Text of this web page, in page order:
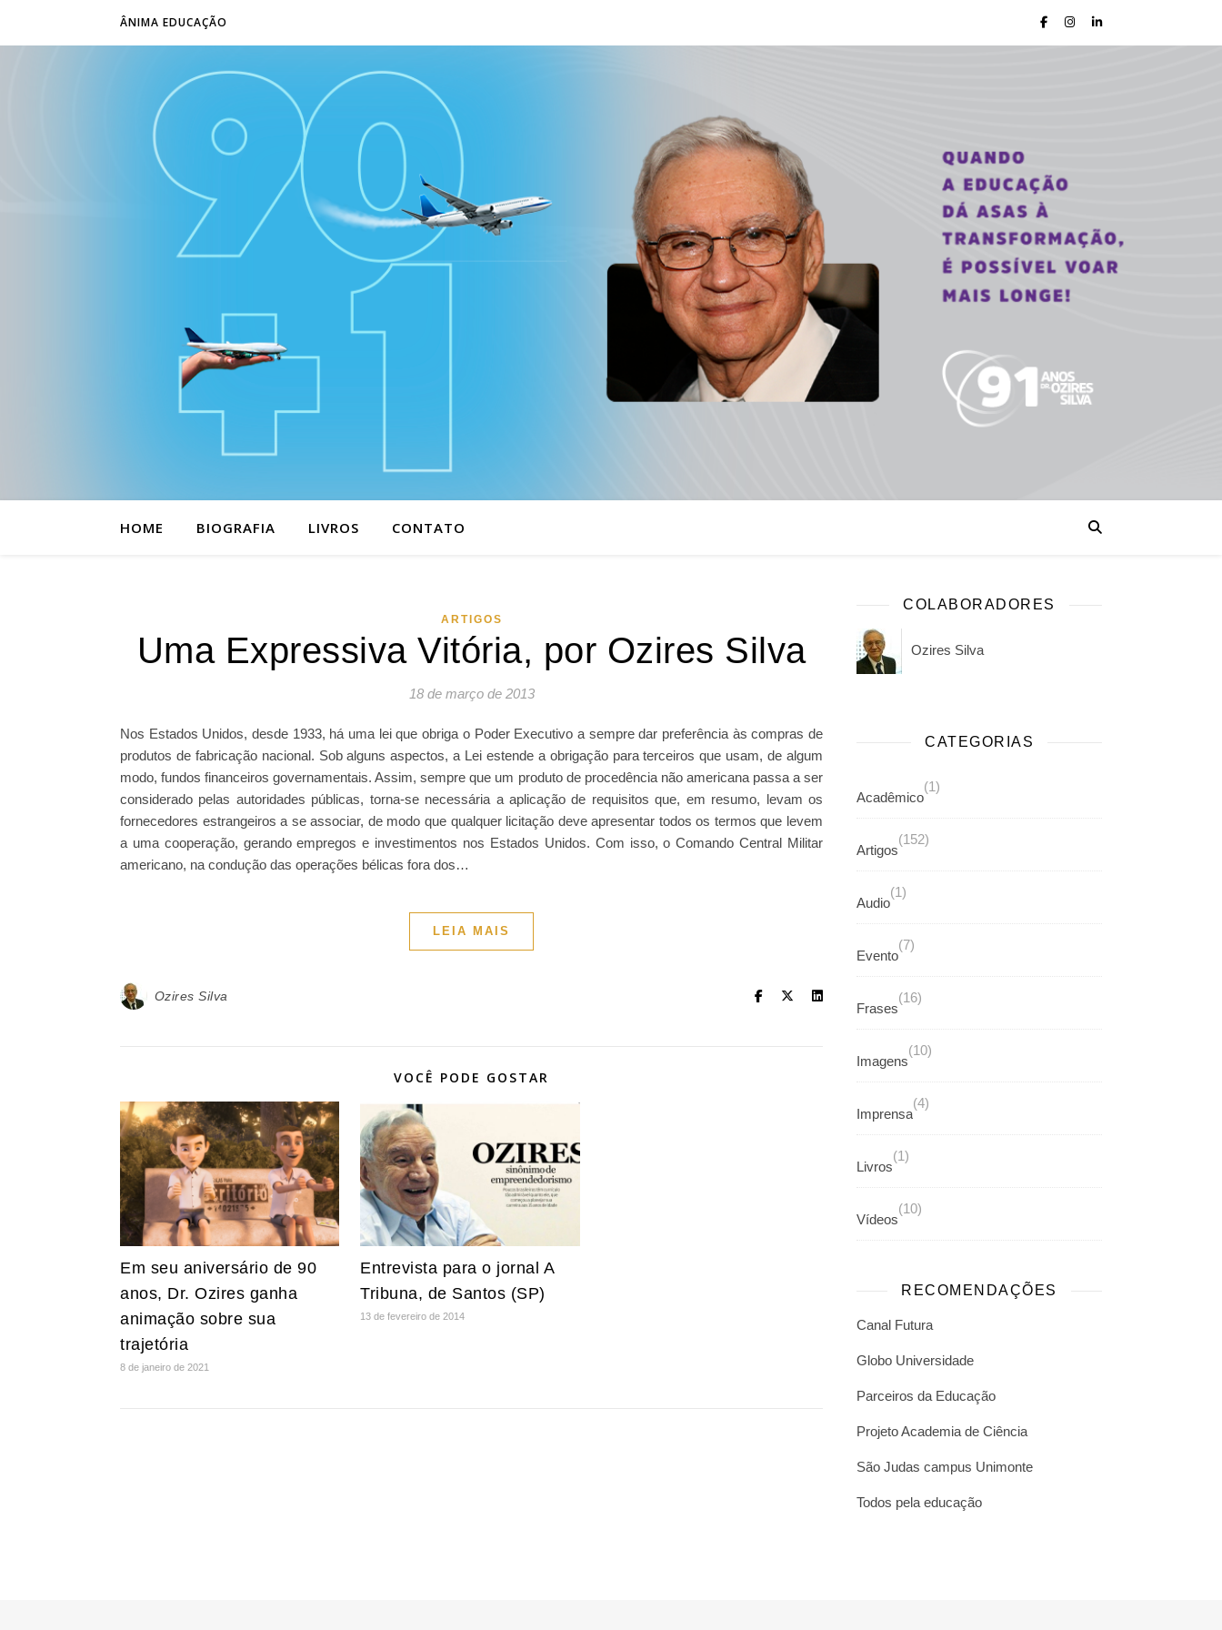
ÂNIMA EDUCAÇÃO
HOME BIOGRAFIA LIVROS CONTATO
ARTIGOS
Uma Expressiva Vitória, por Ozires Silva
18 de março de 2013
Nos Estados Unidos, desde 1933, há uma lei que obriga o Poder Executivo a sempre dar preferência às compras de
produtos de fabricação nacional. Sob alguns aspectos, a Lei estende a obrigação para terceiros que usam, de algum
modo, fundos financeiros governamentais. Assim, sempre que um produto de procedência não americana passa a ser
considerado pelas autoridades públicas, torna-se necessária a aplicação de requisitos que, em resumo, levam os
fornecedores estrangeiros a se associar, de modo que qualquer licitação deve apresentar todos os termos que levem
a uma cooperação, gerando empregos e investimentos nos Estados Unidos. Com isso, o Comando Central Militar
americano, na condução das operações bélicas fora dos…
LEIA MAIS
Ozires Silva
VOCÊ PODE GOSTAR
Em seu aniversário de 90
anos, Dr. Ozires ganha
animação sobre sua
trajetória
8 de janeiro de 2021
Entrevista para o jornal A
Tribuna, de Santos (SP)
13 de fevereiro de 2014
COLABORADORES
Ozires Silva
CATEGORIAS
Acadêmico
(1)
Artigos
(152)
Audio
(1)
Evento
(7)
Frases
(16)
Imagens
(10)
Imprensa
(4)
Livros
(1)
Vídeos
(10)
RECOMENDAÇÕES
Canal Futura
Globo Universidade
Parceiros da Educação
Projeto Academia de Ciência
São Judas campus Unimonte
Todos pela educação